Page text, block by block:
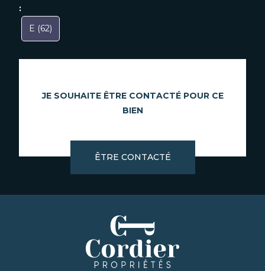
:
E (62)
JE SOUHAITE ÊTRE CONTACTÉ POUR CE
BIEN
ÊTRE CONTACTÉ